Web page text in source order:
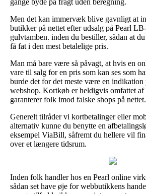
Men det kan immervæk blive gavnligt at
butikker på nettet efter udsalg på Pearl
gulvtamben. inden du bestiller, sådan at
få fat i den mest betalelige pris.
Man må bare være så påvagt, at hvis en
vare til salg for en pris som kan ses som
burde det for det meste være en indikation
webshop. Kortkøb er heldigvis omfattet af
garanterer folk imod falske shops på nettet.
Generelt tilråder vi kortbetalinger eller
alternativ kunne du benytte en
eksempel ViaBill, såfremt du hellere vil
over et længere tidsrum.
Inden folk handler hos en Pearl online
sådan set have øje for webbutikkens